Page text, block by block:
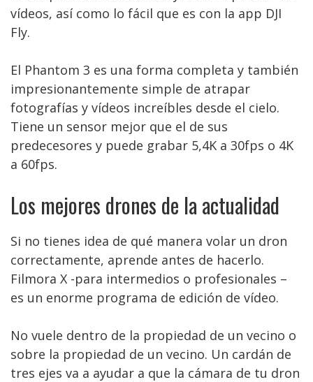
vídeos, así como lo fácil que es con la app DJI
Fly.
El Phantom 3 es una forma completa y también
impresionantemente simple de atrapar
fotografías y vídeos increíbles desde el cielo.
Tiene un sensor mejor que el de sus
predecesores y puede grabar 5,4K a 30fps o 4K
a 60fps.
Los mejores drones de la actualidad
Si no tienes idea de qué manera volar un dron
correctamente, aprende antes de hacerlo.
Filmora X -para intermedios o profesionales –
es un enorme programa de edición de vídeo.
No vuele dentro de la propiedad de un vecino o
sobre la propiedad de un vecino. Un cardán de
tres ejes va a ayudar a que la cámara de tu dron